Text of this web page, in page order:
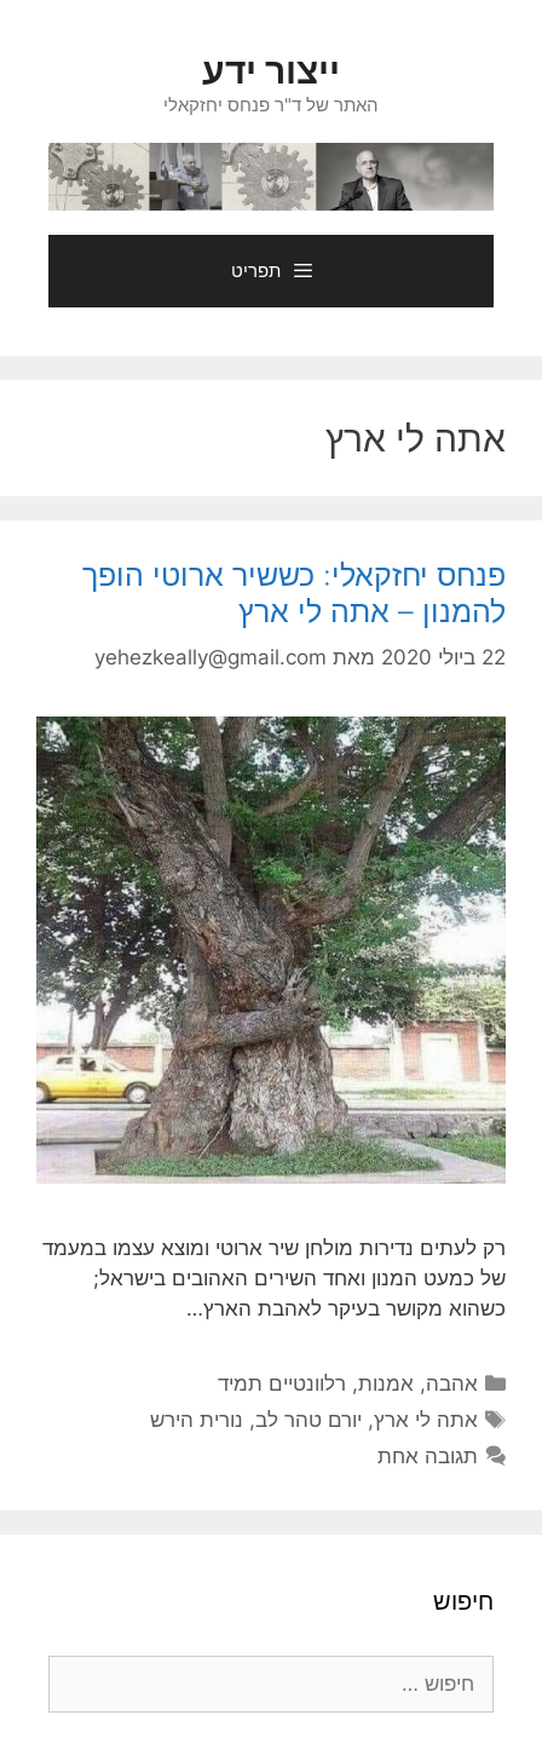
ייצור ידע
האתר של ד"ר פנחס יחזקאלי
תפריט
אתה לי ארץ
פנחס יחזקאלי: כששיר ארוטי הופך
להמנון – אתה לי ארץ
22 ביולי 2020 מאת yehezkeally@gmail.com
רק לעתים נדירות מולחן שיר ארוטי ומוצא עצמו במעמד
של כמעט המנון ואחד השירים האהובים בישראל;
כשהוא מקושר בעיקר לאהבת הארץ…
קטגוריות
אהבה, אמנות, רלוונטיים תמיד
תגיות
אתה לי ארץ, יורם טהר לב, נורית הירש
תגובה אחת
חיפוש